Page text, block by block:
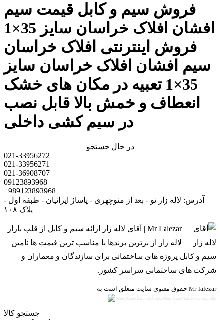
فروش سیم و کابل قیمت سیم
افشان افلاک خراسان سایز 35×1
فروش اینترنتی افلاک خراسان
سیم افشان افلاک خراسان سایز
35×1 تعبیه در مکان های خشک
انعطاف و خمش بالا قابل نصب
در سیم کشی داخلی
در حال جستجو
021-33956272
021-33956271
021-36908707
09123893968
+989123893968
آدرس: لاله زار نو - بعد از منوچهری - پاساژ ایرانیان - طبقه اول -
پلاک ۱۰۸
Mr Lalezar | آقای لاله زار ارائه سیم و کابل از قلب بازار
لاله زار از برترین برندها با مناسب ترین قیمت ها تامین
سیم و کابل پروژه های ساختمانی برای سازندگان و معماران و
شرکت های ساختمانی سراسر کشور.
حقوق معنوی سایت متعلق است به Mr-lalezar
جستجو کالا